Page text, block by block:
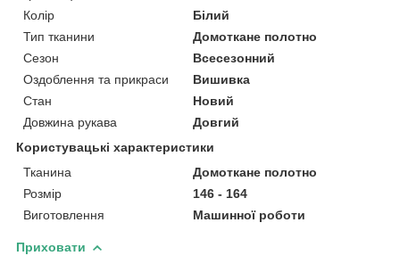
Колір
Білий
Тип тканини
Домоткане полотно
Сезон
Всесезонний
Оздоблення та прикраси
Вишивка
Стан
Новий
Довжина рукава
Довгий
Користувацькі характеристики
Тканина
Домоткане полотно
Розмір
146 - 164
Виготовлення
Машинної роботи
Приховати